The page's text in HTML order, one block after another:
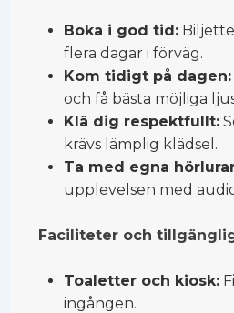
Boka i god tid:
flera dagar i förväg.
Kom tidigt på dagen:
och få bästa möjliga
Klä dig respektfullt:
krävs lämplig klädsel.
Ta med egna
upplevelsen med
Faciliteter och
Toaletter och kiosk:
ingången.